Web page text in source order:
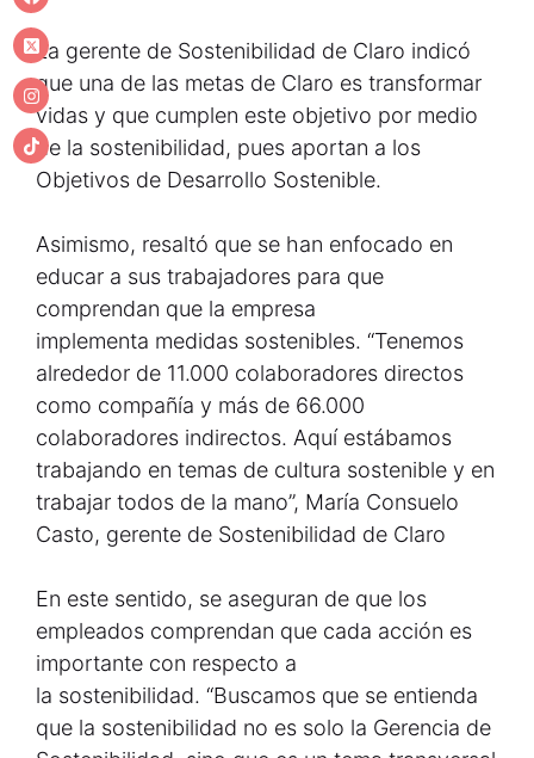
La gerente de Sostenibilidad de Claro indicó
que una de las metas de Claro es transformar
vidas y que cumplen este objetivo por medio
de la sostenibilidad, pues aportan a los
Objetivos de Desarrollo Sostenible.
Asimismo, resaltó que se han enfocado en
educar a sus trabajadores para que
comprendan que la empresa
implementa medidas sostenibles. “Tenemos
alrededor de 11.000 colaboradores directos
como compañía y más de 66.000
colaboradores indirectos. Aquí estábamos
trabajando en temas de cultura sostenible y en
trabajar todos de la mano”, María Consuelo
Casto, gerente de Sostenibilidad de Claro
En este sentido, se aseguran de que los
empleados comprendan que cada acción es
importante con respecto a
la sostenibilidad. “Buscamos que se entienda
que la sostenibilidad no es solo la Gerencia de